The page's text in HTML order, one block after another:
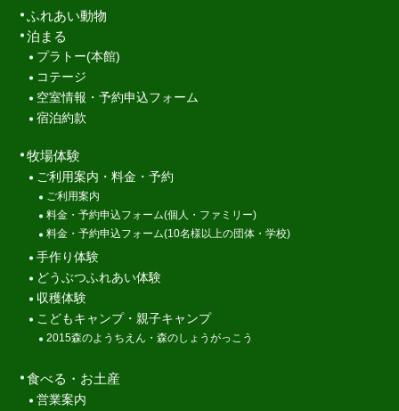
ふれあい動物
泊まる
プラトー(本館)
コテージ
空室情報・予約申込フォーム
宿泊約款
牧場体験
ご利用案内・料金・予約
ご利用案内
料金・予約申込フォーム(個人・ファミリー)
料金・予約申込フォーム(10名様以上の団体・学校)
手作り体験
どうぶつふれあい体験
収穫体験
こどもキャンプ・親子キャンプ
2015森のようちえん・森のしょうがっこう
食べる・お土産
営業案内